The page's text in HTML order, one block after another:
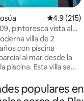
4.9 (215)
pintoresca vista al
villa de 2
con piscina
al mar desde la
Esta villa se
Estás a un minuto
servicios, como el
populares